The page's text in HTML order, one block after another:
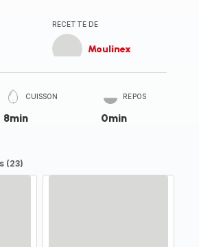
RECETTE DE
Moulinex
CUISSON
8min
REPOS
0min
(23)